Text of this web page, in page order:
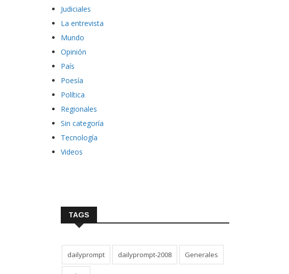
Judiciales
La entrevista
Mundo
Opinión
País
Poesía
Política
Regionales
Sin categoría
Tecnología
Videos
TAGS
dailyprompt dailyprompt-2008 Generales